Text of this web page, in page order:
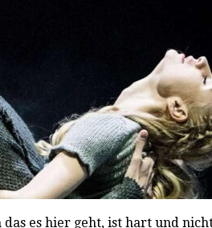
das es hier geht, ist hart und